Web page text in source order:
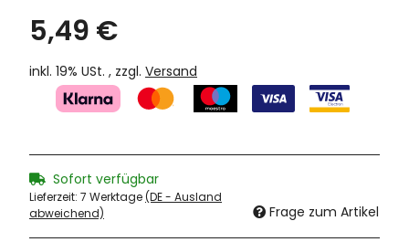
5,49 €
inkl. 19% USt. , zzgl. Versand
Sofort verfügbar
Lieferzeit: 7 Werktage(DE - Ausland
abweichend)
Frage zum Artikel